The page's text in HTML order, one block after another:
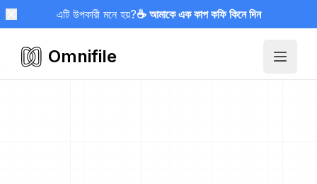
এটি উপকারী মনে হয়?☕ আমাকে এক কাপ কফি কিনে দিন
Omnifile